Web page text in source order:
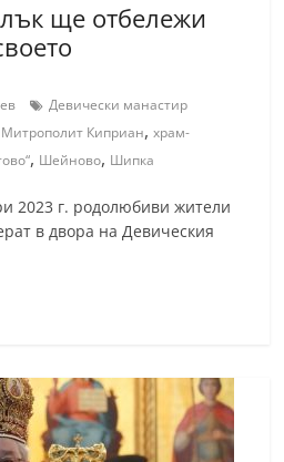
ще отбележи
Девически манастир
Митрополит Киприан,храм-
, Шейново, Шипка
2023 г. родолюбиви жители
в двора на Девическия